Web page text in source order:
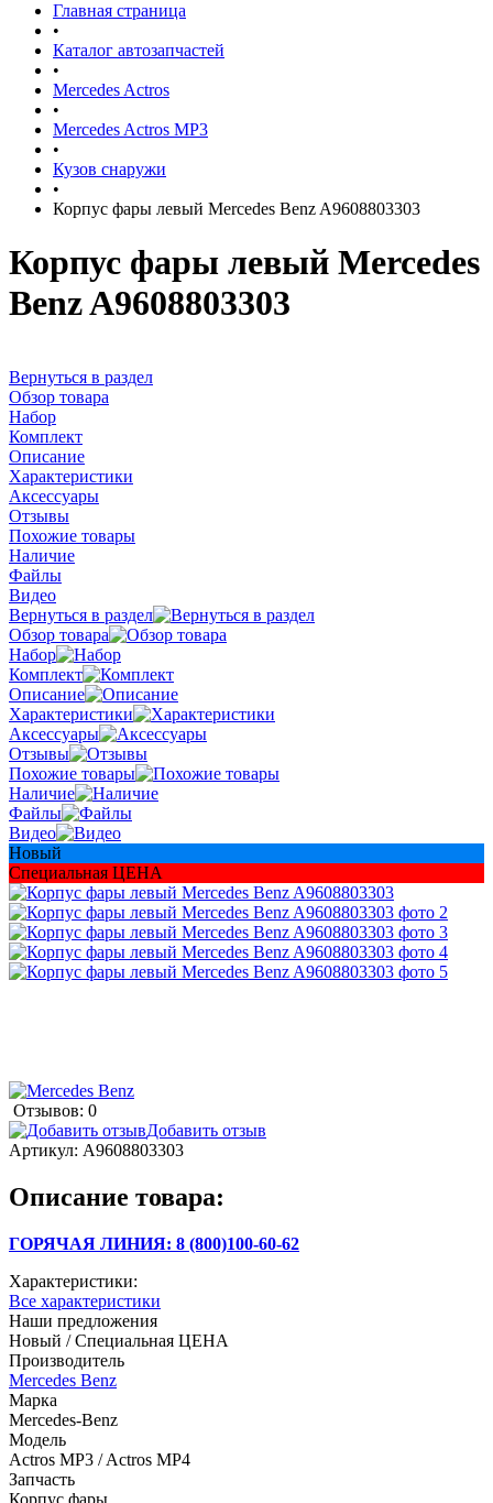
Главная страница
•
Каталог автозапчастей
•
Mercedes Actros
•
Mercedes Actros MP3
•
Кузов снаружи
•
Корпус фары левый Mercedes Benz A9608803303
Корпус фары левый Mercedes
Benz A9608803303
Вернуться в раздел
Обзор товара
Набор
Комплект
Описание
Характеристики
Аксессуары
Отзывы
Похожие товары
Наличие
Файлы
Видео
Вернуться в раздел
Обзор товара
Набор
Комплект
Описание
Характеристики
Аксессуары
Отзывы
Похожие товары
Наличие
Файлы
Видео
Новый
Специальная ЦЕНА
Отзывов: 0
Добавить отзыв
Артикул: A9608803303
Описание товара:
ГОРЯЧАЯ ЛИНИЯ: 8 (800)100-60-62
Характеристики:
Все характеристики
Наши предложения
Новый / Специальная ЦЕНА
Производитель
Mercedes Benz
Марка
Mercedes-Benz
Модель
Actros MP3 / Actros MP4
Запчасть
Корпус фары